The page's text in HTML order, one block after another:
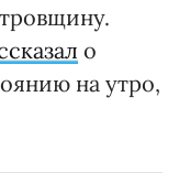
о
на утро,